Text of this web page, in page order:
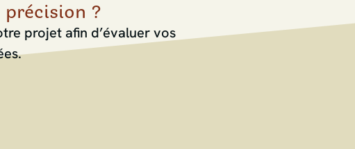
précision ?
projet afin d’évaluer vos